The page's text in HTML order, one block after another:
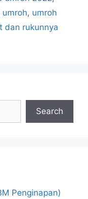
, umroh
dan rukunnya
Search
Penginapan)